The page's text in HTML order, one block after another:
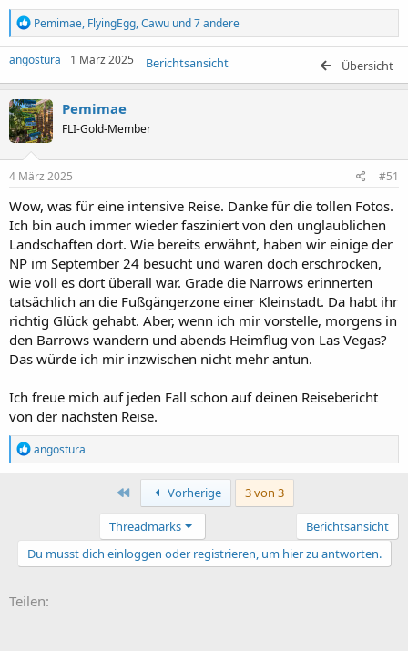
R
e
a
k
t
o
n
e
n
Pemimae, FlyingEgg,Cawu und 7 andere
angostura 1 März 2025 Berichtsansicht Übersicht
Pemimae
FLI-Gold-Member
4 März 2025 #51
Wow, was für eine intensive Reise. Danke für die tollen Fotos.
Ich bin auch immer wieder fasziniert von den unglaublichen
Landschaften dort. Wie bereits erwähnt, haben wir einige der
NP im September 24 besucht und waren doch erschrocken,
wie voll es dort überall war. Grade die Narrows erinnerten
tatsächlich an die Fußgängerzone einer Kleinstadt. Da habt ihr
richtig Glück gehabt. Aber, wenn ich mir vorstelle, morgens in
den Barrows wandern und abends Heimflug von Las Vegas?
Das würde ich mir inzwischen nicht mehr antun.
Ich freue mich auf jeden Fall schon auf deinen Reisebericht
von der nächsten Reise.
R
e
a
n
e
angostura
Erste Vorherige 3 von 3
Threadmarks
Berichtsansicht
Du musst dich einloggen oder registrieren, um hier zu antworten.
Teilen: